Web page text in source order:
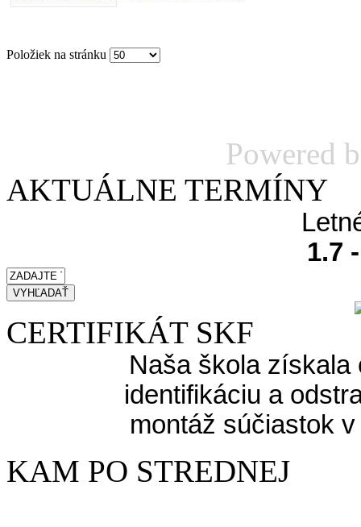
Položiek na stránku
Powered
AKTUÁLNE TERMÍNY
1.7
CERTIFIKÁT SKF
Naša škola získala
identifikáciu a
montáž súčiastok
KAM PO STREDNEJ